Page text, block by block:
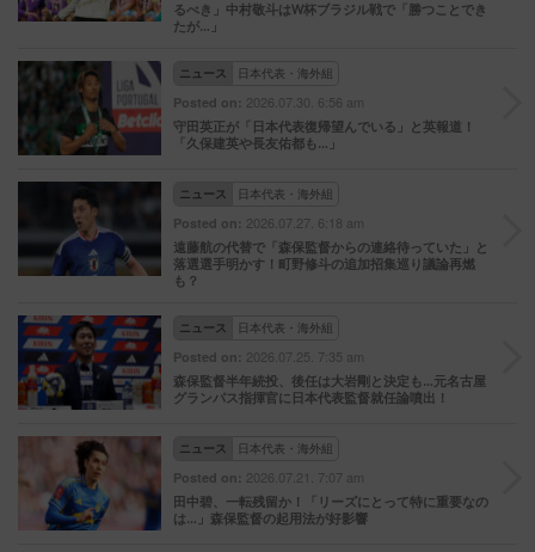
るべき」中村敬斗はW杯ブラジル戦で「勝つことでき
たが…」
ニュース 日本代表・海外組
Posted on: 2026.07.30. 6:56 am
守田英正が「日本代表復帰望んでいる」と英報道！
「久保建英や長友佑都も…」
ニュース 日本代表・海外組
Posted on: 2026.07.27. 6:18 am
遠藤航の代替で「森保監督からの連絡待っていた」と
落選選手明かす！町野修斗の追加招集巡り議論再燃
も？
ニュース 日本代表・海外組
Posted on: 2026.07.25. 7:35 am
森保監督半年続投、後任は大岩剛と決定も…元名古屋
グランパス指揮官に日本代表監督就任論噴出！
ニュース 日本代表・海外組
Posted on: 2026.07.21. 7:07 am
田中碧、一転残留か！「リーズにとって特に重要なの
は…」森保監督の起用法が好影響